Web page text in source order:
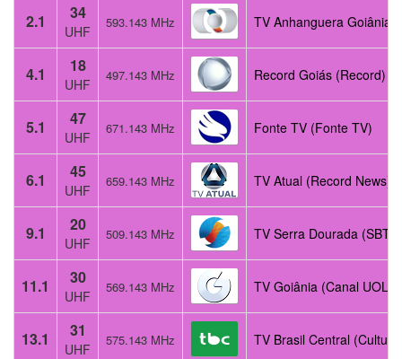
2.1 34
UHF
593.143 MHz TV Anhanguera Goiânia
4.1 18
UHF
497.143 MHz Record Goiás (Record)
5.1 47
UHF
671.143 MHz Fonte TV (Fonte TV)
6.1 45
UHF
659.143 MHz TV Atual (Record News)
9.1 20
UHF
509.143 MHz TV Serra Dourada (SBT)
11.1 30
UHF
569.143 MHz TV Goiânia (Canal UOL)
13.1 31
UHF
575.143 MHz TV Brasil Central